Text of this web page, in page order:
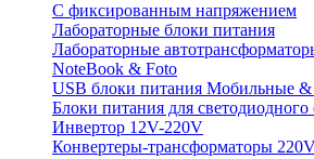
C фиксированным напряжением
Лабораторные блоки питания
Лабораторные
NoteBook & Foto
USB блоки питания Мобильные
Блоки питания для
Инвертор 12V-220V
Конвертеры-трансформаторы